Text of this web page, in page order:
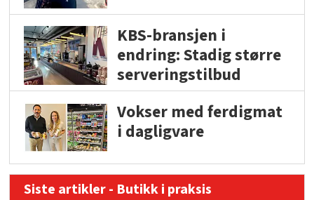
KBS-bransjen i
endring: Stadig større
serveringstilbud
Vokser med ferdigmat
i dagligvare
Siste artikler - Butikk i praksis